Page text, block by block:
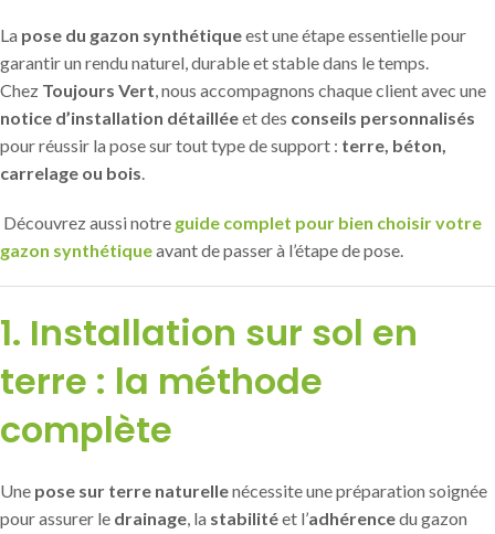
La pose du gazon synthétiqueest une étape essentielle pour
garantir un rendu naturel, durable et stable dans le temps.
Chez Toujours Vert, nous accompagnons chaque client avec une
notice d’installation détailléeet des conseils personnalisés
pour réussir la pose sur tout type de support : terre, béton,
carrelage ou bois.
Découvrez aussi notre guide complet pour bien choisir votre
gazon synthétiqueavant de passer à l’étape de pose.
1. Installation sur sol en
terre : la méthode
complète
Une pose sur terre naturellenécessite une préparation soignée
pour assurer le drainage, la stabilitéet l’adhérencedu gazon